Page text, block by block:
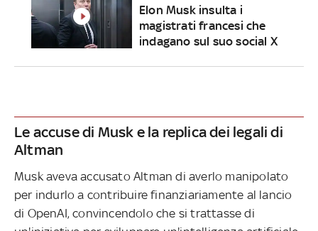
Elon Musk insulta i
magistrati francesi che
indagano sul suo social X
Le accuse di Musk e la replica dei legali di
Altman
Musk aveva accusato Altman di averlo manipolato
per indurlo a contribuire finanziariamente al lancio
di OpenAI, convincendolo che si trattasse di